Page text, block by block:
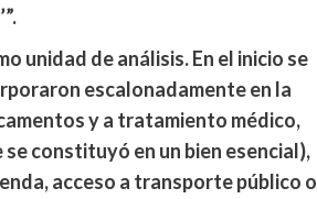
unidad de análisis. En el inicio se
escalonadamente en la
y a tratamiento médico,
constituyó en un bien esencial),
acceso a transporte público o